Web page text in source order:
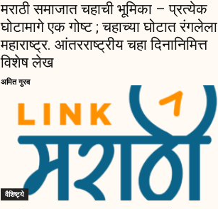
मराठी समाजात चहाची भूमिका – प्रत्येक
घोटामागे एक गोष्ट ; चहाच्या घोटात रंगलेला
महाराष्ट्र. आंतरराष्ट्रीय चहा दिनानिमित्त
विशेष लेख
अमित गुरव
वैशिष्ट्ये